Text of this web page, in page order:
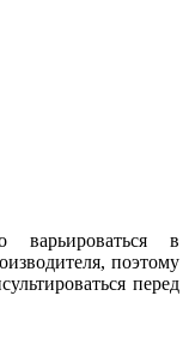
варьироваться в
поэтому
перед